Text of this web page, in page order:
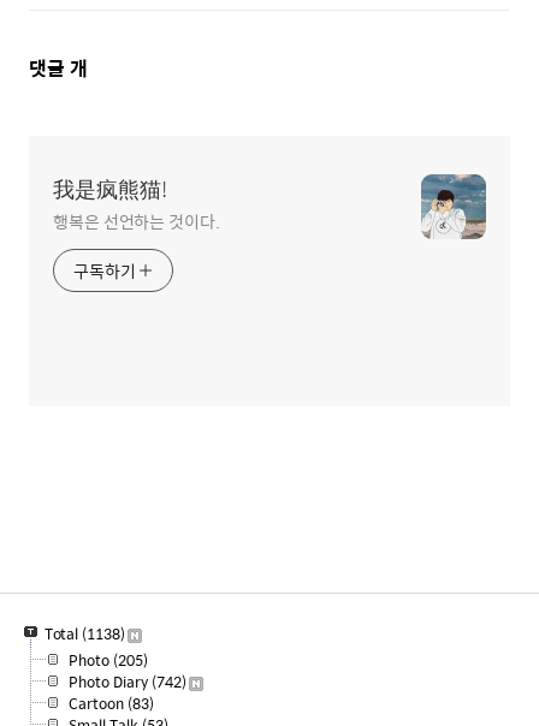
댓
댓글 개
我是疯熊猫!
행복은 선언하는 것이다.
구독하기
Total (1138)
Photo (205)
Photo Diary (742)
Cartoon (83)